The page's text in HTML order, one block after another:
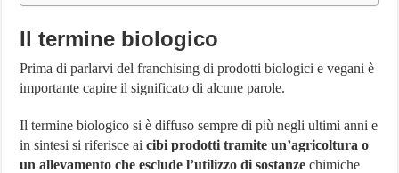
Il termine biologico
Prima di parlarvi del franchising di prodotti biologici e vegani è
importante capire il significato di alcune parole.
Il termine biologico si è diffuso sempre di più negli ultimi anni e
in sintesi si riferisce aicibi prodotti tramite un’agricoltura o
un allevamento che esclude l’utilizzo di sostanze chimiche